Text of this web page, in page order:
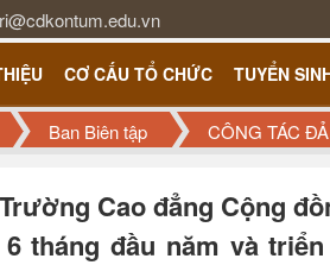
CƠ CẤU TỔ CHỨC TUYỂN
Ban Biên tập CÔNG TÁC
Cao đẳng Cộng
tháng đầu năm và